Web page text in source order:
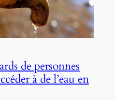
de personnes
à de l’eau en